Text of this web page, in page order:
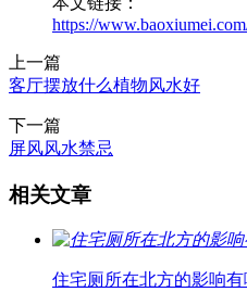
https://
上一篇
客厅摆放什么植物风水好
下一篇
​屏风风水禁忌
相关文章
住宅厕所在北方的影响